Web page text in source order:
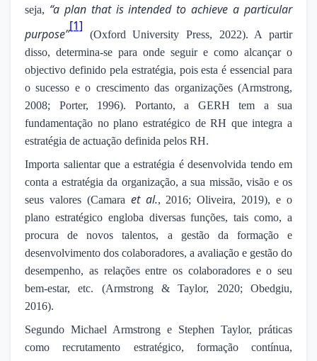
seja, “a plan that is intended to achieve a particular
purpose”
[1]
(Oxford University Press, 2022). A partir
disso, determina-se para onde seguir e como alcançar o
objectivo definido pela estratégia, pois esta é essencial para
o sucesso e o crescimento das organizações (Armstrong,
2008; Porter, 1996). Portanto, a GERH tem a sua
fundamentação no plano estratégico de RH que integra a
estratégia de actuação definida pelos RH.
Importa salientar que a estratégia é desenvolvida tendo em
conta a estratégia da organização, a sua missão, visão e os
seus valores (Camara et al., 2016; Oliveira, 2019), e o
plano estratégico engloba diversas funções, tais como, a
procura de novos talentos, a gestão da formação e
desenvolvimento dos colaboradores, a avaliação e gestão do
desempenho, as relações entre os colaboradores e o seu
bem-estar, etc. (Armstrong & Taylor, 2020; Obedgiu,
2016).
Segundo Michael Armstrong e Stephen Taylor, práticas
como recrutamento estratégico, formação contínua,